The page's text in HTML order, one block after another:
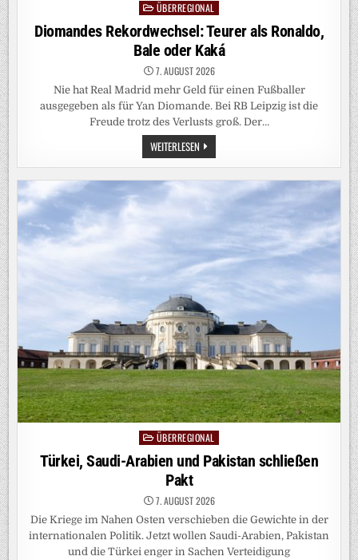
Posted
in
ÜBERREGIONAL
Diomandes Rekordwechsel: Teurer als Ronaldo,
Bale oder Kaká
7. AUGUST 2026
Nie hat Real Madrid mehr Geld für einen Fußballer
ausgegeben als für Yan Diomande. Bei RB Leipzig ist die
Freude trotz des Verlusts groß. Der…
WEITERLESEN DIOMANDES
REKORDWECHSEL:
TEURER
ALS
ODER
Posted
in
ÜBERREGIONAL
Türkei, Saudi-Arabien und Pakistan schließen
Pakt
7. AUGUST 2026
Die Kriege im Nahen Osten verschieben die Gewichte in der
internationalen Politik. Jetzt wollen Saudi-Arabien, Pakistan
und die Türkei enger in Sachen Verteidigung